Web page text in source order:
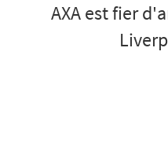
AXA est fier